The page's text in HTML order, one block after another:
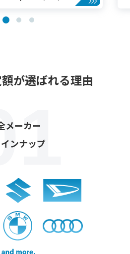
が選ばれる理由
メーカー
ンナップ